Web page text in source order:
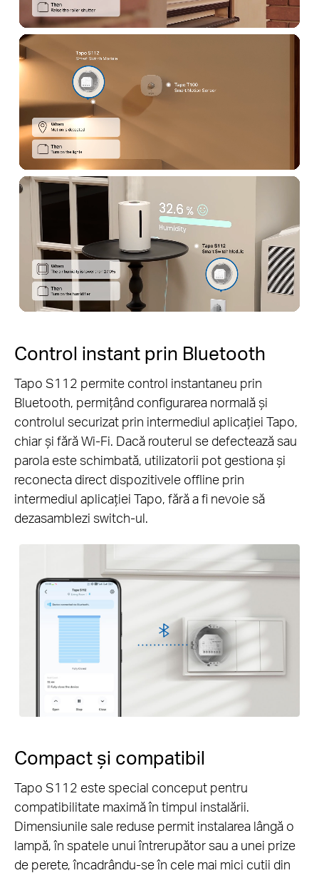
Control instant prin Bluetooth
Tapo S112 permite control instantaneu prin
Bluetooth, permițând configurarea normală și
controlul securizat prin intermediul aplicației Tapo,
chiar și fără Wi-Fi. Dacă routerul se defectează sau
parola este schimbată, utilizatorii pot gestiona și
reconecta direct dispozitivele offline prin
intermediul aplicației Tapo, fără a fi nevoie să
dezasamblezi switch-ul.
Compact și compatibil
Tapo S112 este special conceput pentru
compatibilitate maximă în timpul instalării.
Dimensiunile sale reduse permit instalarea lângă o
lampă, în spatele unui întrerupător sau a unei prize
de perete, încadrându-se în cele mai mici cutii din